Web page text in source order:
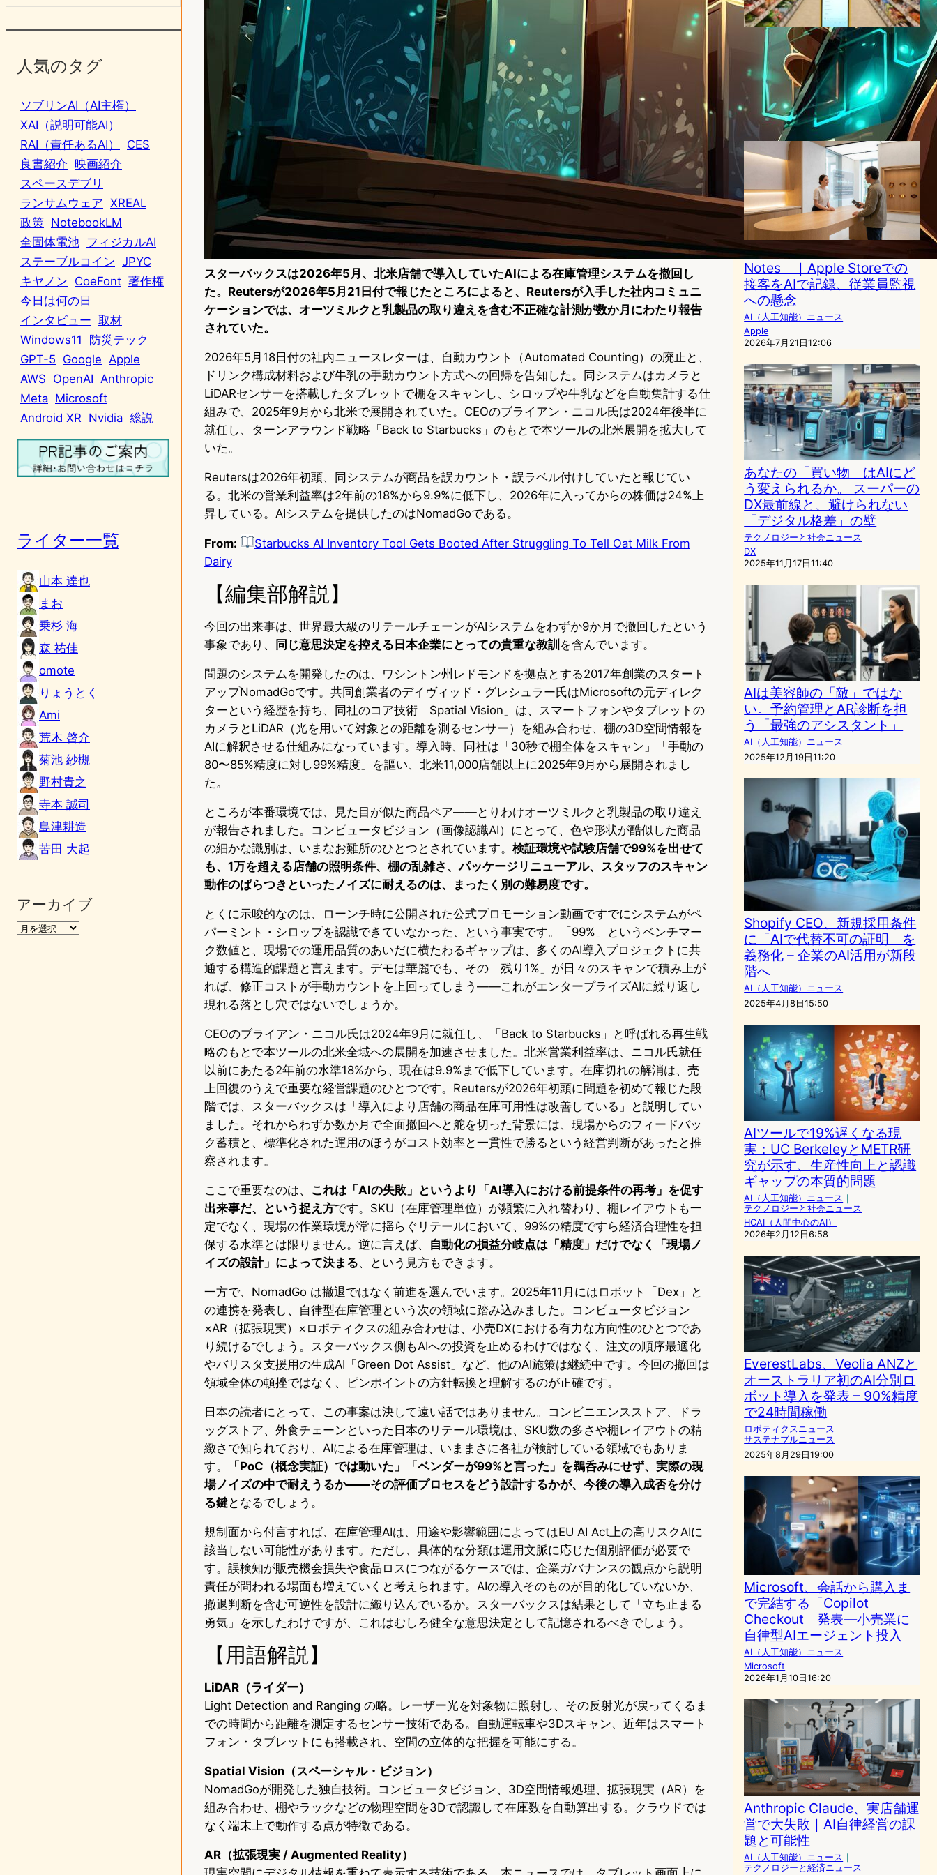
人気のタグ
ソブリンAI（AI主権）
XAI（説明可能AI）
RAI（責任あるAI）
CES
良書紹介 映画紹介
スペースデブリ
ランサムウェア XREAL
政策 NotebookLM
全固体電池 フィジカルAI
ステーブルコイン JPYC
キヤノン CoeFont 著作権
今日は何の日
インタビュー 取材
Windows11
防災テック
GPT-5 Google Apple
AWS OpenAI Anthropic
Meta Microsoft
Android XR Nvidia 総説
ライター一覧
山本 達也
まお
乗杉 海
森 祐佳
omote
りょうとく
Ami
荒木 啓介
菊池 紗槻
野村貴之
寺本 誠司
島津耕造
苦田 大起
アーカイブ
スターバックスは2026年5月、北米店舗で導入していたAIによる在庫管理システムを撤回し
た。Reutersが2026年5月21日付で報じたところによると、Reutersが入手した社内コミュニ
ケーションでは、オーツミルクと乳製品の取り違えを含む不正確な計測が数か月にわたり報告
されていた。
2026年5月18日付の社内ニュースレターは、自動カウント（Automated Counting）の廃止と、
ドリンク構成材料および牛乳の手動カウント方式への回帰を告知した。同システムはカメラと
LiDARセンサーを搭載したタブレットで棚をスキャンし、シロップや牛乳などを自動集計する仕
組みで、2025年9月から北米で展開されていた。CEOのブライアン・ニコル氏は2024年後半に
就任し、ターンアラウンド戦略「Back to Starbucks」のもとで本ツールの北米展開を拡大して
いた。
Reutersは2026年初頭、同システムが商品を誤カウント・誤ラベル付けしていたと報じてい
る。北米の営業利益率は2年前の18%から9.9%に低下し、2026年に入ってからの株価は24%上
昇している。AIシステムを提供したのはNomadGoである。
From:
Starbucks AI Inventory Tool Gets Booted After Struggling To Tell Oat Milk From
Dairy
【編集部解説】
今回の出来事は、世界最大級のリテールチェーンがAIシステムをわずか9か月で撤回したという
事象であり、
同じ意思決定を控える日本企業にとっての貴重な教訓 を含んでいます。
問題のシステムを開発したのは、ワシントン州レドモンドを拠点とする2017年創業のスタート
アップNomadGoです。共同創業者のデイヴィッド・グレシュラー氏はMicrosoftの元ディレク
ターという経歴を持ち、同社のコア技術「Spatial Vision」は、スマートフォンやタブレットの
カメラとLiDAR（光を用いて対象との距離を測るセンサー）を組み合わせ、棚の3D空間情報を
AIに解釈させる仕組みになっています。導入時、同社は「30秒で棚全体をスキャン」「手動の
80〜85%精度に対し99%精度」を謳い、北米11,000店舗以上に2025年9月から展開されまし
た。
ところが本番環境では、見た目が似た商品ペア——とりわけオーツミルクと乳製品の取り違え
が報告されました。コンピュータビジョン（画像認識AI）にとって、色や形状が酷似した商品
の細かな識別は、いまなお難所のひとつとされています。 検証環境や試験店舗で99%を出せて
も、1万を超える店舗の照明条件、棚の乱雑さ、パッケージリニューアル、スタッフのスキャン
動作のばらつきといったノイズに耐えるのは、まったく別の難易度です。
とくに示唆的なのは、ローンチ時に公開された公式プロモーション動画ですでにシステムがペ
パーミント・シロップを認識できていなかった、という事実です。「99%」というベンチマー
ク数値と、現場での運用品質のあいだに横たわるギャップは、多くのAI導入プロジェクトに共
通する構造的課題と言えます。デモは華麗でも、その「残り1%」が日々のスキャンで積み上が
れば、修正コストが手動カウントを上回ってしまう——これがエンタープライズAIに繰り返し
現れる落とし穴ではないでしょうか。
CEOのブライアン・ニコル氏は2024年9月に就任し、「Back to Starbucks」と呼ばれる再生戦
略のもとで本ツールの北米全域への展開を加速させました。北米営業利益率は、ニコル氏就任
以前にあたる2年前の水準18%から、現在は9.9%まで低下しています。在庫切れの解消は、売
上回復のうえで重要な経営課題のひとつです。Reutersが2026年初頭に問題を初めて報じた段
階では、スターバックスは「導入により店舗の商品在庫可用性は改善している」と説明してい
ました。それからわずか数か月で全面撤回へと舵を切った背景には、現場からのフィードバッ
ク蓄積と、標準化された運用のほうがコスト効率と一貫性で勝るという経営判断があったと推
察されます。
ここで重要なのは、
これは「AIの失敗」というより「AI導入における前提条件の再考」を促す
出来事だ、という捉え方です。SKU（在庫管理単位）が頻繁に入れ替わり、棚レイアウトも一
定でなく、現場の作業環境が常に揺らぐリテールにおいて、99%の精度ですら経済合理性を担
保する水準とは限りません。逆に言えば、
自動化の損益分岐点は「精度」だけでなく「現場ノ
イズの設計」によって決まる、という見方もできます。
一方で、NomadGo は撤退ではなく前進を選んでいます。2025年11月にはロボット「Dex」と
の連携を発表し、自律型在庫管理という次の領域に踏み込みました。コンピュータビジョン
×AR（拡張現実）×ロボティクスの組み合わせは、小売DXにおける有力な方向性のひとつであ
り続けるでしょう。スターバックス側もAIへの投資を止めるわけではなく、注文の順序最適化
やバリスタ支援用の生成AI「Green Dot Assist」など、他のAI施策は継続中です。今回の撤回は
領域全体の頓挫ではなく、ピンポイントの方針転換と理解するのが正確です。
日本の読者にとって、この事案は決して遠い話ではありません。コンビニエンスストア、ドラ
ッグストア、外食チェーンといった日本のリテール環境は、SKU数の多さや棚レイアウトの精
緻さで知られており、AIによる在庫管理は、いままさに各社が検討している領域でもありま
す。
「PoC（概念実証）では動いた」「ベンダーが99%と言った」を鵜呑みにせず、実際の現
場ノイズの中で耐えうるか——その評価プロセスをどう設計するかが、今後の導入成否を分け
る鍵となるでしょう。
規制面から付言すれば、在庫管理AIは、用途や影響範囲によってはEU AI Act上の高リスクAIに
該当しない可能性があります。ただし、具体的な分類は運用文脈に応じた個別評価が必要で
す。誤検知が販売機会損失や食品ロスにつながるケースでは、企業ガバナンスの観点から説明
責任が問われる場面も増えていくと考えられます。AIの導入そのものが目的化していないか、
撤退判断を含む可逆性を設計に織り込んでいるか。スターバックスは結果として「立ち止まる
勇気」を示したわけですが、これはむしろ健全な意思決定として記憶されるべきでしょう。
【用語解説】
LiDAR（ライダー）
Light Detection and Ranging の略。レーザー光を対象物に照射し、その反射光が戻ってくるま
での時間から距離を測定するセンサー技術である。自動運転車や3Dスキャン、近年はスマート
フォン・タブレットにも搭載され、空間の立体的な把握を可能にする。
Spatial Vision（スペーシャル・ビジョン）
NomadGoが開発した独自技術。コンピュータビジョン、3D空間情報処理、拡張現実（AR）を
組み合わせ、棚やラックなどの物理空間を3Dで認識して在庫数を自動算出する。クラウドでは
なく端末上で動作する点が特徴である。
AR（拡張現実 / Augmented Reality）
【イオンリテール】生成AI活
用「AIアシスタント」導入
へ、390店舗で次世代型従業
員マニュアルを実装
AI（人工知能）ニュース
2025年5月15日17:58
Appleの接客記録AI「Live
Notes」｜Apple Storeでの
接客をAIで記録、従業員監視
への懸念
AI（人工知能）ニュース
Apple
2026年7月21日12:06
あなたの「買い物」はAIにど
う変えられるか。 スーパーの
DX最前線と、避けられない
「デジタル格差」の壁
テクノロジーと社会ニュース
DX
2025年11月17日11:40
AIは美容師の「敵」ではな
い。予約管理とAR診断を担
う「最強のアシスタント」
AI（人工知能）ニュース
2025年12月19日11:20
Shopify CEO、新規採用条件
に「AIで代替不可の証明」を
義務化 – 企業のAI活用が新段
階へ
AI（人工知能）ニュース
2025年4月8日15:50
AIツールで19%遅くなる現
実：UC BerkeleyとMETR研
究が示す、生産性向上と認識
ギャップの本質的問題
AI（人工知能）ニュース ｜
テクノロジーと社会ニュース
HCAI（人間中心のAI）
2026年2月12日6:58
EverestLabs、Veolia ANZと
オーストラリア初のAI分別ロ
ボット導入を発表 – 90%精度
で24時間稼働
ロボティクスニュース ｜
サステナブルニュース
2025年8月29日19:00
Microsoft、会話から購入ま
で完結する「Copilot
Checkout」発表―小売業に
自律型AIエージェント投入
AI（人工知能）ニュース
Microsoft
2026年1月10日16:20
Anthropic Claude、実店舗運
営で大失敗｜AI自律経営の課
題と可能性
AI（人工知能）ニュース ｜
テクノロジーと経済ニュース